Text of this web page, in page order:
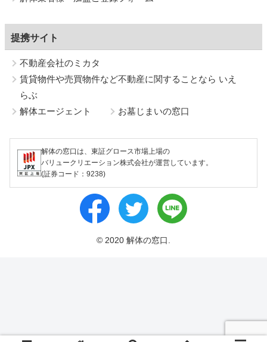
提携サイト
不動産会社のミカタ
賃貸物件や売買物件など不動産に関することなら いえ
らぶ
解体エージェント
お墓じまいの窓口
解体の窓口は、東証グロース市場上場の
バリュークリエーション株式会社が運営しています。
(証券コード：9238)
© 2020 解体の窓口.